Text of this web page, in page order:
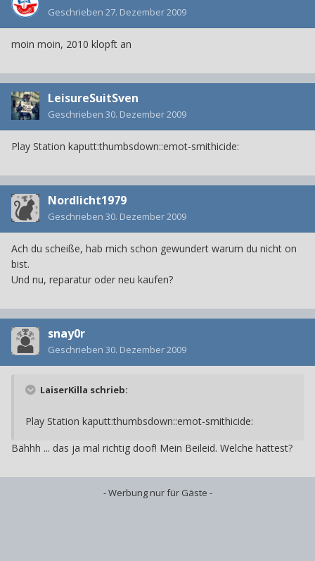
Geschrieben 27. Dezember 2009
moin moin, 2010 klopft an
LeisureSuitSven
Geschrieben 30. Dezember 2009
Play Station kaputt:thumbsdown::emot-smithicide:
Nordlicht1979
Geschrieben 30. Dezember 2009
Ach du scheiße, hab mich schon gewundert warum du nicht on
bist.
Und nu, reparatur oder neu kaufen?
snay0r
Geschrieben 30. Dezember 2009
LaiserKilla schrieb:
Play Station kaputt:thumbsdown::emot-smithicide:
Bähhh ... das ja mal richtig doof! Mein Beileid. Welche hattest?
- Werbung nur für Gäste -